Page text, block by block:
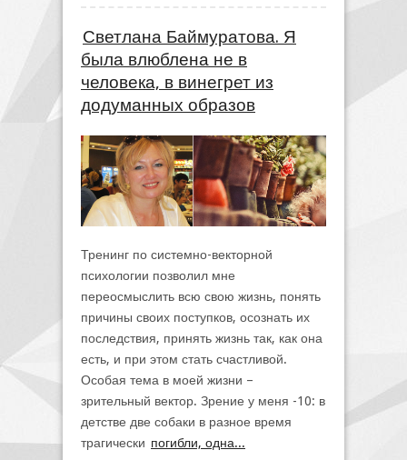
Светлана Баймуратова. Я
была влюблена не в
человека, в винегрет из
додуманных образов
Тренинг по системно-векторной
психологии позволил мне
переосмыслить всю свою жизнь, понять
причины своих поступков, осознать их
последствия, принять жизнь так, как она
есть, и при этом стать счастливой.
Особая тема в моей жизни –
зрительный вектор. Зрение у меня -10: в
детстве две собаки в разное время
трагически погибли, одна...